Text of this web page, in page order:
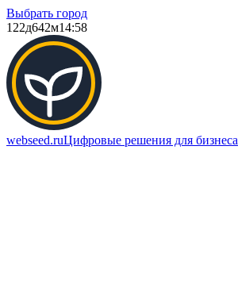
Выбрать город
122д642м14:58
webseed.ruЦифровые решения для бизнеса